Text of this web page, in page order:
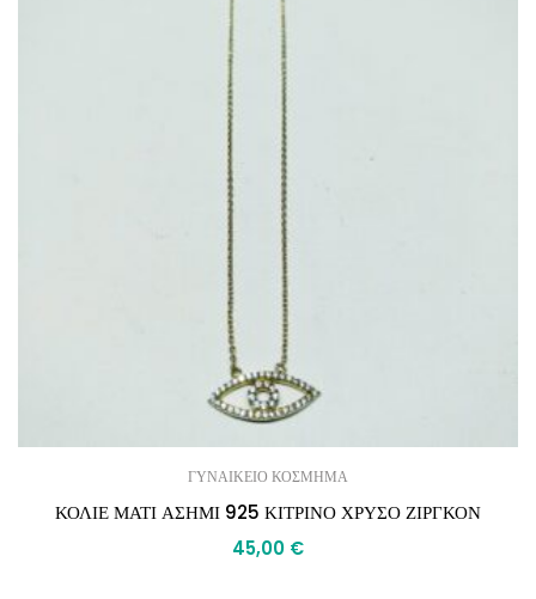
ΓΥΝΑΙΚΕΙΟ ΚΟΣΜΗΜΑ
ΚΟΛΙΕ ΜΑΤΙ ΑΣΗΜΙ 925 ΚΙΤΡΙΝΟ ΧΡΥΣΟ ΖΙΡΓΚΟΝ
45,00 €